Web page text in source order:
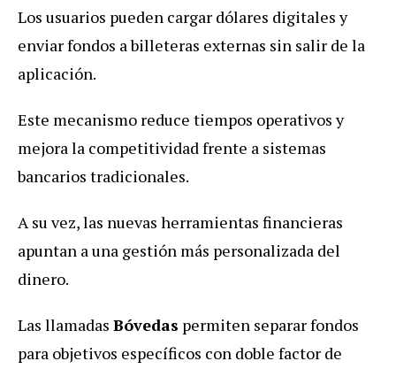
Los usuarios pueden cargar dólares digitales y
enviar fondos a billeteras externas sin salir de la
aplicación.
Este mecanismo reduce tiempos operativos y
mejora la competitividad frente a sistemas
bancarios tradicionales.
A su vez, las nuevas herramientas financieras
apuntan a una gestión más personalizada del
dinero.
Las llamadas Bóvedas permiten separar fondos
para objetivos específicos con doble factor de